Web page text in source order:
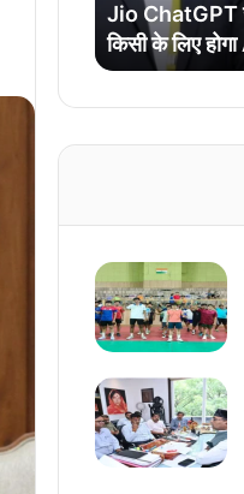
जै
I
का
शु
रु
,
ह
कि
सी
के
Jio ChatGPT
किसी के लिए